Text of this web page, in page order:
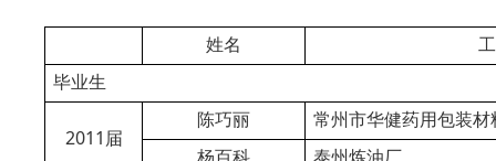
姓名
毕业生
2011 届
陈巧丽
常州市华健药用包装
杨百科
泰州炼油厂